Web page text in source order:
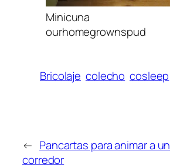
Minicuna
ourhomegrownspud
Bricolaje colecho cosleep
← Pancartas para animar a un
corredor